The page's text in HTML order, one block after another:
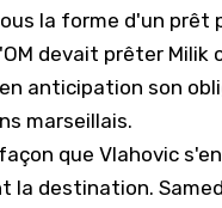
la forme d'un
devait prêter
anticipation son
marseillais.
que Vlahovic
la destination.